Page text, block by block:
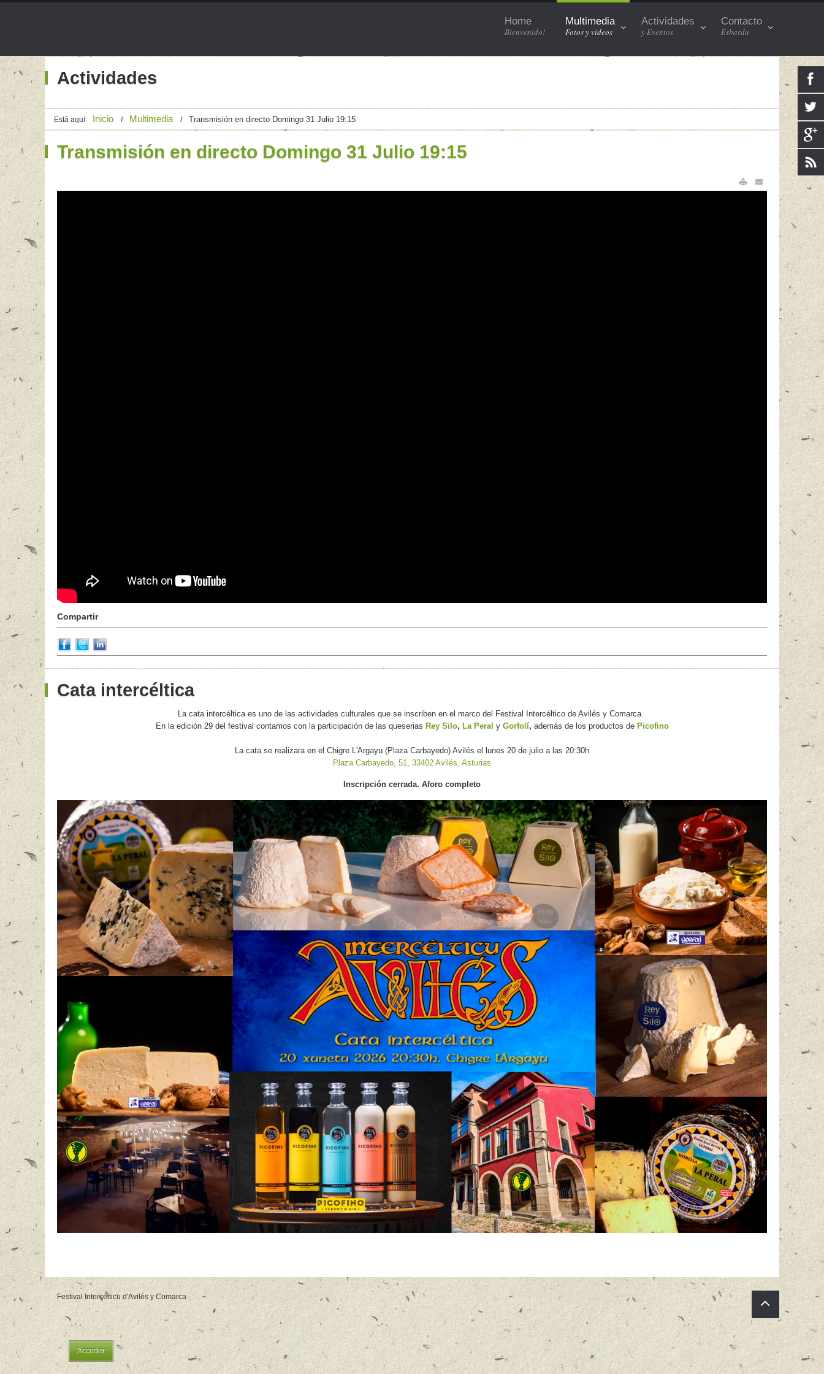
Home
Bienvenido!
Multimedia
Fotos y videos
Actividades
y Eventos
Contacto
Esbardu
Actividades
Está aquí: Inicio Multimedia Transmisión en directo Domingo 31 Julio 19:15
Transmisión en directo Domingo 31 Julio 19:15
Compartir
Cata intercéltica
La cata intercéltica es uno de las actividades culturales que se inscriben en el marco del Festival Intercéltico de Avilés y Comarca.
En la edición 29 del festival contamos con la participación de las queserias Rey Silo, La Peral y Gorfolí, además de los productos de Picofino
La cata se realizara en el Chigre L'Argayu (Plaza Carbayedo) Avilés el lunes 20 de julio a las 20:30h
Plaza Carbayedo, 51, 33402 Avilés, Asturias
Inscripción cerrada. Aforo completo
Festival Intercélticu d'Avilés y Comarca
Acceder